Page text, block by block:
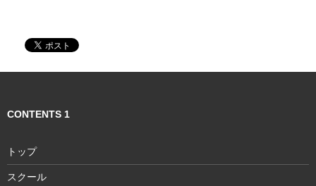
ン
CONTENTS 1
トップ
スクール